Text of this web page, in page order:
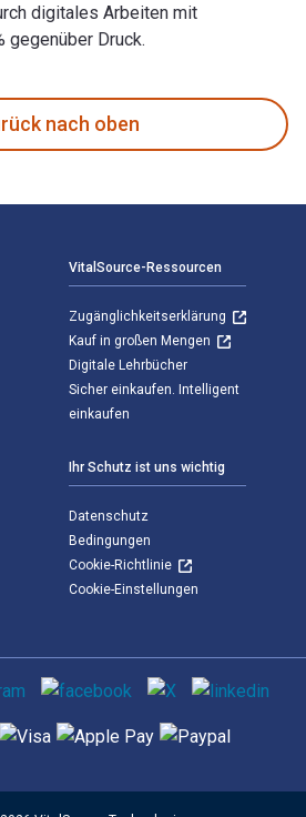
digitales Arbeiten mit
gegenüber Druck.
nach oben
VitalSource-Ressourcen
Zugänglichkeitserklärung
Kauf in großen Mengen
Digitale Lehrbücher
Sicher einkaufen. Intelligent
einkaufen
Ihr Schutz ist uns wichtig
Datenschutz
Bedingungen
Cookie-Richtlinie
Cookie-Einstellungen